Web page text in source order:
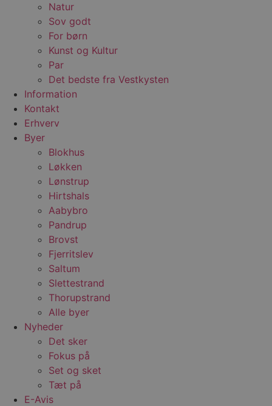
Natur
Sov godt
For børn
Kunst og Kultur
Par
Det bedste fra Vestkysten
Information
Kontakt
Erhverv
Byer
Blokhus
Løkken
Lønstrup
Hirtshals
Aabybro
Pandrup
Brovst
Fjerritslev
Saltum
Slettestrand
Thorupstrand
Alle byer
Nyheder
Det sker
Fokus på
Set og sket
Tæt på
E-Avis